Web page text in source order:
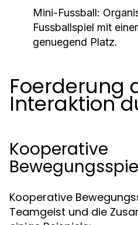
Mini-Fussball:
Fussballspiel mit
genuegend Platz.
Foerderung
Interaktion
Kooperative
Kooperative
Teamgeist und die